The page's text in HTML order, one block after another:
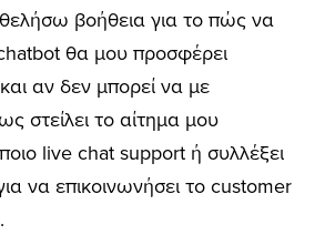
βοήθεια για το πώς να
θα μου προσφέρει
αν δεν μπορεί να με
στείλει το αίτημα μου
live chat support ή συλλέξει
να επικοινωνήσει το customer